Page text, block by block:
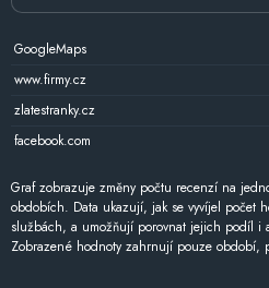
GoogleMaps
www.firmy.cz
zlatestranky.cz
facebook.com
Graf zobrazuje změny počtu recenzí na
obdobích. Data ukazují, jak se vyvíjel počet
službách, a umožňují porovnat jejich podíl i
Zobrazené hodnoty zahrnují pouze období,